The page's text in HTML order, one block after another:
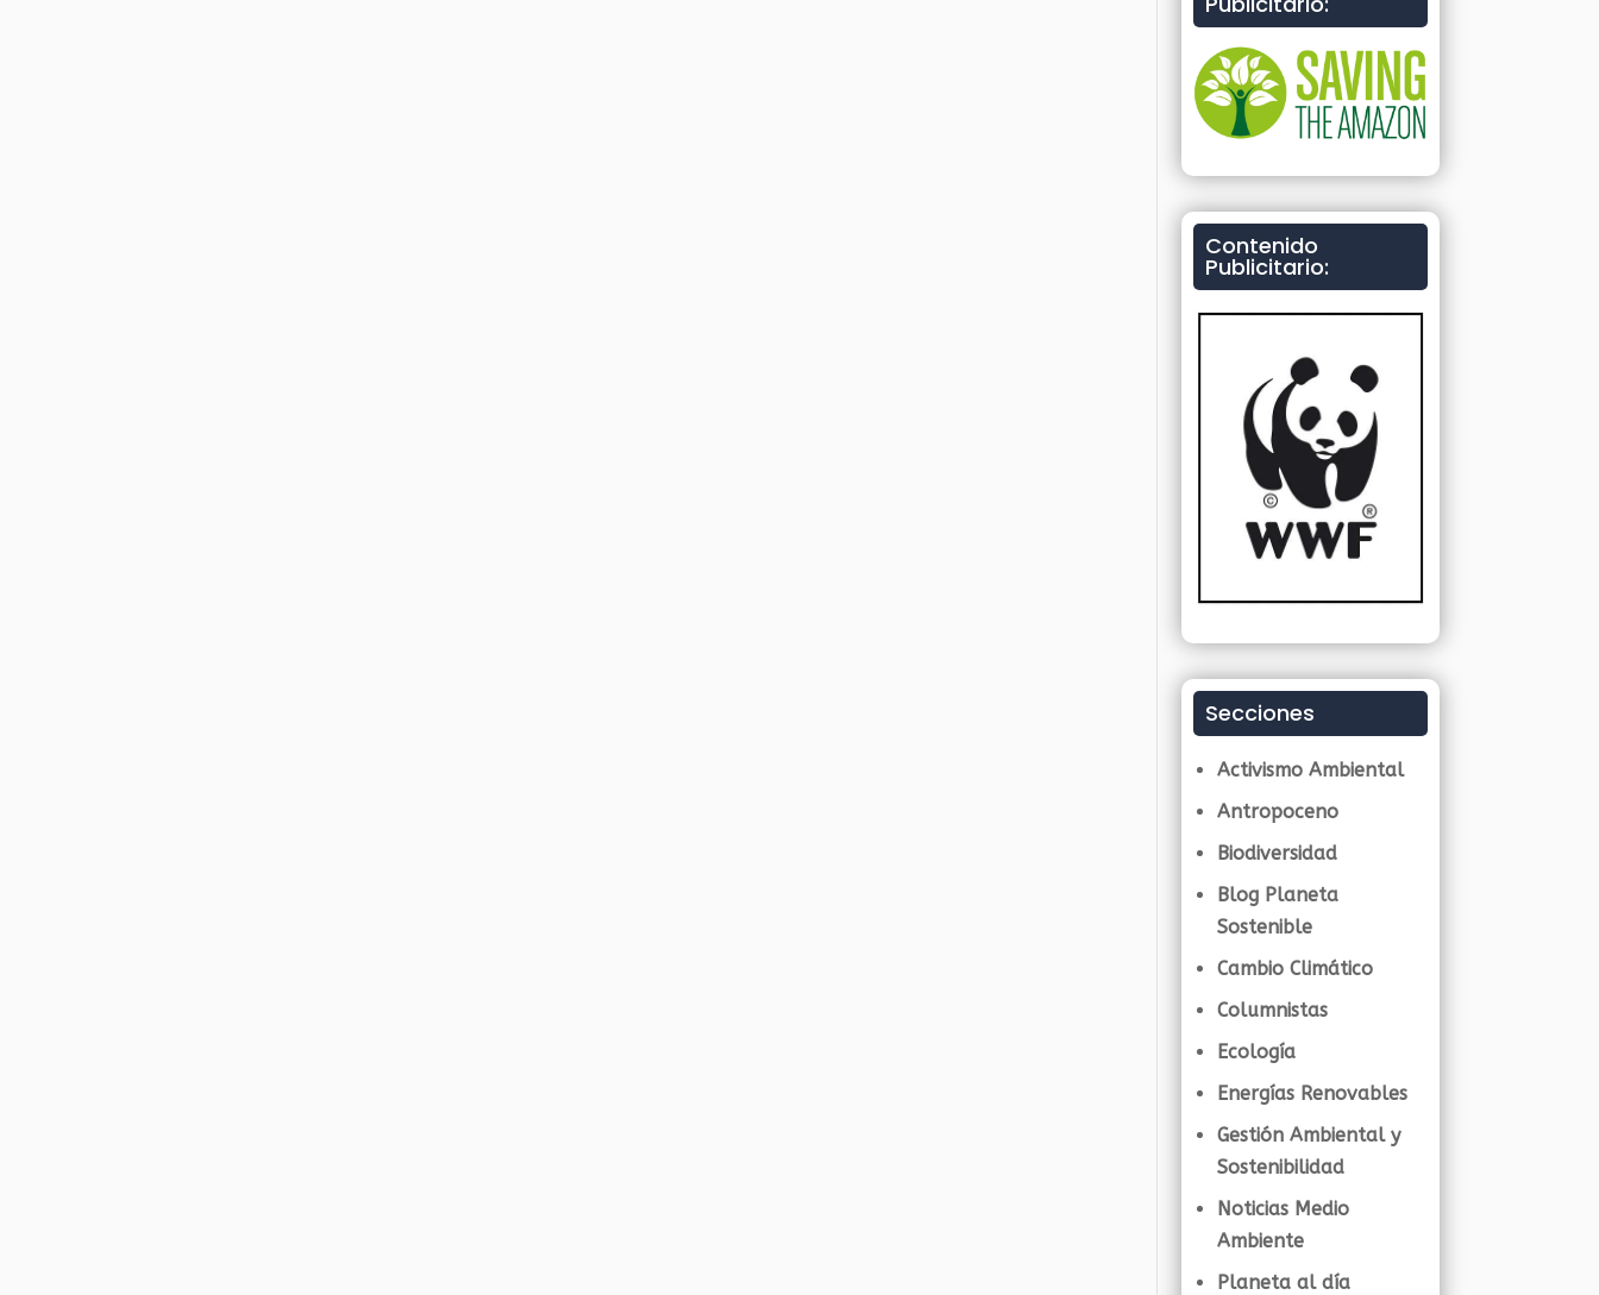
Contenido
Publicitario:
Secciones
Activismo Ambiental
Antropoceno
Biodiversidad
Blog Planeta
Sostenible
Cambio Climático
Columnistas
Ecología
Energías Renovables
Gestión Ambiental y
Sostenibilidad
Noticias Medio
Ambiente
Planeta al día